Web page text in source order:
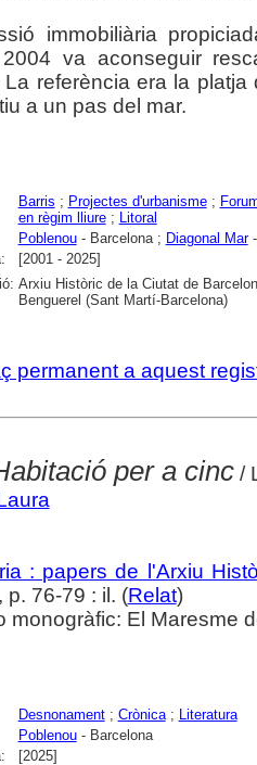
immobiliària
2004 va aconseguir
La referència era la
a un pas del mar.
Barris ; Projectes d'urbanisme;
en règim lliure; Litoral
Poblenou- Barcelona ; Diagonal Mar-
[2001 - 2025]
Arxiu Històric de la Ciutat de
Benguerel (Sant Martí-Barcelona)
permanent a aquest
per a cinc/
: papers de l'Arxiu
p. 76-79 : il. (Relat)
monogràfic: El Maresme
Desnonament; Crònica; Literatura
Poblenou- Barcelona
[2025]